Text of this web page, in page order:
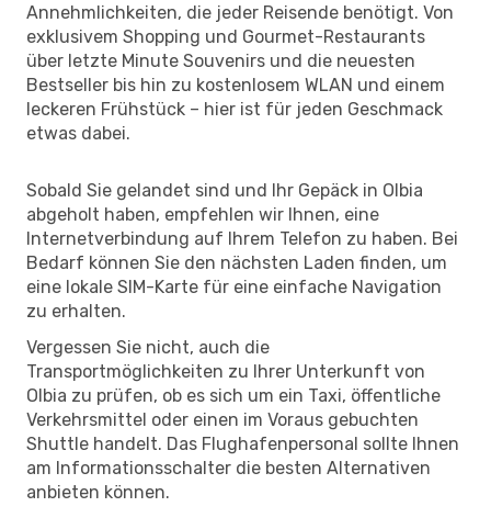
Annehmlichkeiten, die jeder Reisende benötigt. Von
exklusivem Shopping und Gourmet-Restaurants
über letzte Minute Souvenirs und die neuesten
Bestseller bis hin zu kostenlosem WLAN und einem
leckeren Frühstück – hier ist für jeden Geschmack
etwas dabei.
Sobald Sie gelandet sind und Ihr Gepäck in Olbia
abgeholt haben, empfehlen wir Ihnen, eine
Internetverbindung auf Ihrem Telefon zu haben. Bei
Bedarf können Sie den nächsten Laden finden, um
eine lokale SIM-Karte für eine einfache Navigation
zu erhalten.
Vergessen Sie nicht, auch die
Transportmöglichkeiten zu Ihrer Unterkunft von
Olbia zu prüfen, ob es sich um ein Taxi, öffentliche
Verkehrsmittel oder einen im Voraus gebuchten
Shuttle handelt. Das Flughafenpersonal sollte Ihnen
am Informationsschalter die besten Alternativen
anbieten können.